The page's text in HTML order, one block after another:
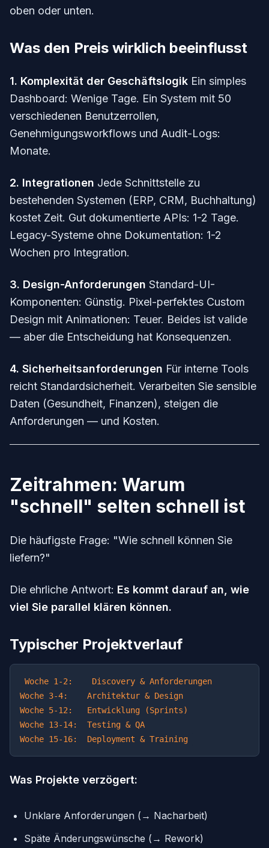
oben oder unten.
Was den Preis wirklich beeinflusst
1. Komplexität der Geschäftslogik Ein simples
Dashboard: Wenige Tage. Ein System mit 50
verschiedenen Benutzerrollen,
Genehmigungsworkflows und Audit-Logs:
Monate.
2. Integrationen Jede Schnittstelle zu
bestehenden Systemen (ERP, CRM, Buchhaltung)
kostet Zeit. Gut dokumentierte APIs: 1-2 Tage.
Legacy-Systeme ohne Dokumentation: 1-2
Wochen pro Integration.
3. Design-Anforderungen Standard-UI-
Komponenten: Günstig. Pixel-perfektes Custom
Design mit Animationen: Teuer. Beides ist valide
— aber die Entscheidung hat Konsequenzen.
4. Sicherheitsanforderungen Für interne Tools
reicht Standardsicherheit. Verarbeiten Sie sensible
Daten (Gesundheit, Finanzen), steigen die
Anforderungen — und Kosten.
Zeitrahmen: Warum
"schnell" selten schnell ist
Die häufigste Frage: "Wie schnell können Sie
liefern?"
Die ehrliche Antwort: Es kommt darauf an, wie
viel Sie parallel klären können.
Typischer Projektverlauf
Woche 1-2:    Discovery & Anforderungen
Woche 3-4:    Architektur & Design
Woche 5-12:   Entwicklung (Sprints)
Woche 13-14:  Testing & QA
Was Projekte verzögert:
Unklare Anforderungen (→ Nacharbeit)
Späte Änderungswünsche (→ Rework)